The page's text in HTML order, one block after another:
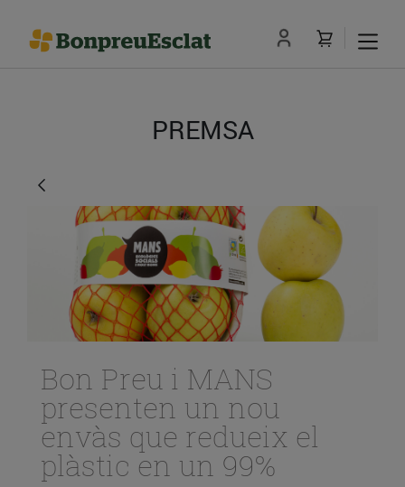
PREMSA
Bon Preu i MANS
presenten un nou
envàs que redueix el
plàstic en un 99%